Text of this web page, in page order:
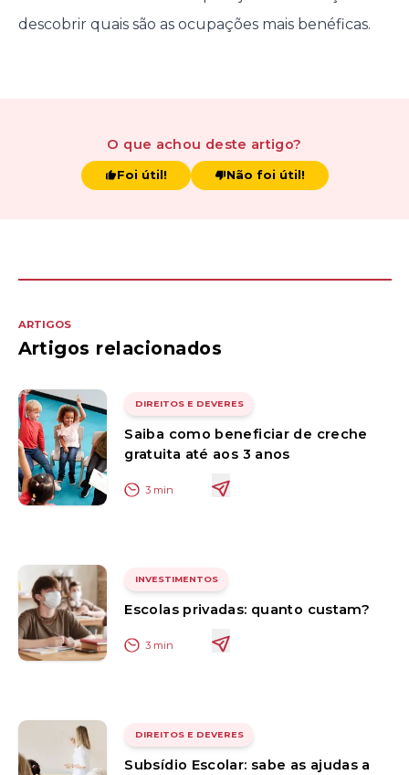
descobrir quais são as ocupações mais benéficas.
O que achou deste artigo?
Foi útil! Não foi útil!
ARTIGOS
Artigos relacionados
DIREITOS E DEVERES
Saiba como beneficiar de creche
gratuita até aos 3 anos
3 min
INVESTIMENTOS
Escolas privadas: quanto custam?
3 min
DIREITOS E DEVERES
Subsídio Escolar: sabe as ajudas a